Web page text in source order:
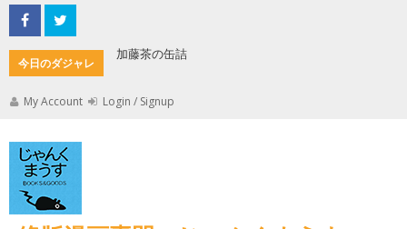
Skip
to
content
今日のダジャレ
加藤茶の缶詰
My Account Login / Signup